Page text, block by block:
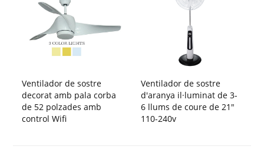
Ventilador de sostre
decorat amb pala corba
de 52 polzades amb
control Wifi
Ventilador de sostre
d'aranya il·luminat de 3-
6 llums de coure de 21"
110-240v